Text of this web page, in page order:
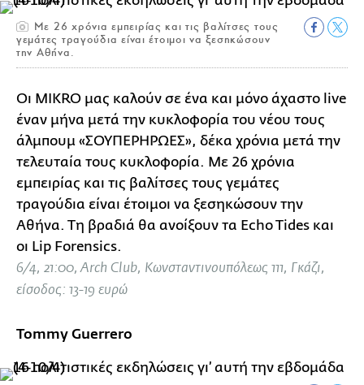
Mε 26 χρόνια εμπειρίας και τις βαλίτσες τους
γεμάτες τραγούδια είναι έτοιμοι να ξεσηκώσουν
την Αθήνα.
Οι MIKRO μας καλούν σε ένα και μόνο άχαστο live
έναν μήνα μετά την κυκλοφορία του νέου τους
άλμπουμ «ΣΟΥΠΕΡΗΡΩΕΣ», δέκα χρόνια μετά την
τελευταία τους κυκλοφορία. Mε 26 χρόνια
εμπειρίας και τις βαλίτσες τους γεμάτες
τραγούδια είναι έτοιμοι να ξεσηκώσουν την
Αθήνα. Τη βραδιά θα ανοίξουν τα Echo Tides και
οι Lip Forensics.
6/4, 21:00, Arch Club, Κωνσταντινουπόλεως 111, Γκάζι,
είσοδος: 13-19 ευρώ
Tommy Guerrero